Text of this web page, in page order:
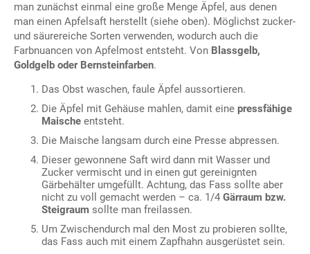
man zunächst einmal eine große Menge Äpfel, aus denen
man einen Apfelsaft herstellt (siehe oben). Möglichst zucker-
und säurereiche Sorten verwenden, wodurch auch die
Farbnuancen von Apfelmost entsteht. Von Blassgelb,
Goldgelb oder Bernsteinfarben.
Das Obst waschen, faule Äpfel aussortieren.
Die Äpfel mit Gehäuse mahlen, damit eine pressfähige
Maische entsteht.
Die Maische langsam durch eine Presse abpressen.
Dieser gewonnene Saft wird dann mit Wasser und
Zucker vermischt und in einen gut gereinignten
Gärbehälter umgefüllt. Achtung, das Fass sollte aber
nicht zu voll gemacht werden – ca. 1/4 Gärraum bzw.
Steigraum sollte man freilassen.
Um Zwischendurch mal den Most zu probieren sollte,
das Fass auch mit einem Zapfhahn ausgerüstet sein.